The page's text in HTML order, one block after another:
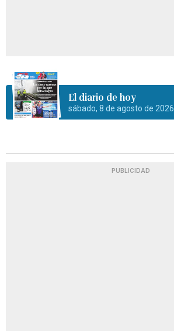
El diario de hoy
sábado, 8 de agosto de 2026
PUBLICIDAD